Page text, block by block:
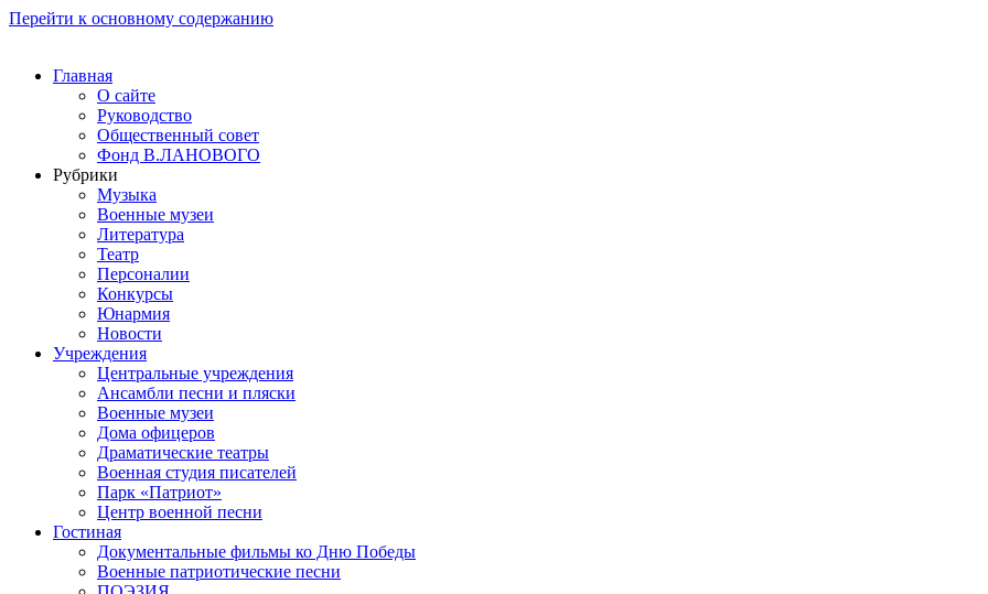
Перейти к основному содержанию
Главная
О сайте
Руководство
Общественный совет
Фонд В.ЛАНОВОГО
Рубрики
Музыка
Военные музеи
Литература
Театр
Персоналии
Конкурсы
Юнармия
Новости
Учреждения
Центральные учреждения
Ансамбли песни и пляски
Военные музеи
Дома офицеров
Драматические театры
Военная студия писателей
Парк «Патриот»
Центр военной песни
Гостиная
Документальные фильмы ко Дню Победы
Военные патриотические песни